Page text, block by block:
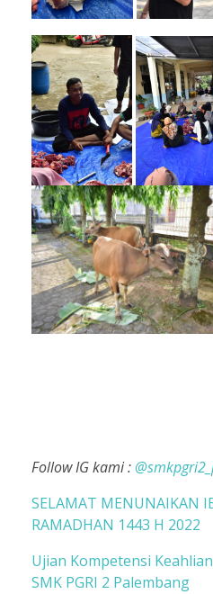
Follow IG kami :
SELAMAT MENUNAIKAN
RAMADHAN 1443 H 2022
Ujian Kompetensi
SMK PGRI 2 Palembang